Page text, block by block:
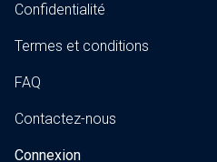
Confidentialité
Termes et conditions
FAQ
Contactez-nous
Connexion